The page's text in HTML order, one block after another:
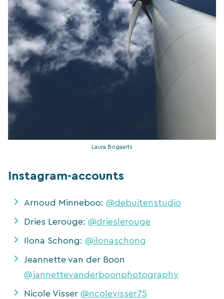
Laura Bogaarts
Instagram-accounts
Arnoud Minneboo: @debuitenstudio
Dries Lerouge: @drieslerouge
Ilona Schong: @ilonaschong
Jeannette van der Boon
@jannettevanderboonphotography
Nicole Visser @ncolevisser75